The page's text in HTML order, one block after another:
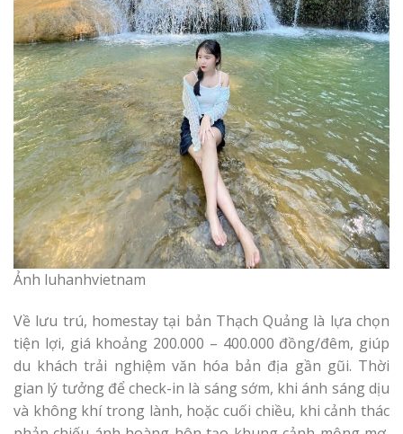
Ảnh luhanhvietnam
Về lưu trú, homestay tại bản Thạch Quảng là lựa chọn
tiện lợi, giá khoảng 200.000 – 400.000 đồng/đêm, giúp
du khách trải nghiệm văn hóa bản địa gần gũi. Thời
gian lý tưởng để check-in là sáng sớm, khi ánh sáng dịu
và không khí trong lành, hoặc cuối chiều, khi cảnh thác